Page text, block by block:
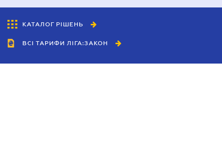
КАТАЛОГ РІШЕНЬ
ВСІ ТАРИФИ ЛІГА:ЗАКОН